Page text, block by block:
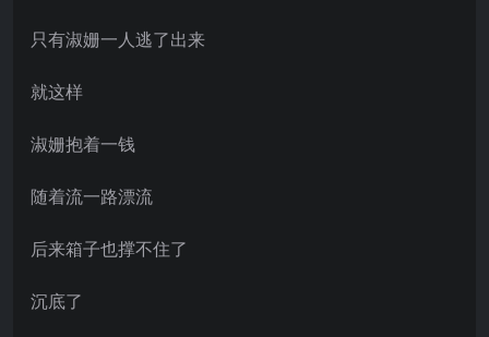
只有淑姗一人逃了出来
就这样
淑姗抱着一钱
随着流一路漂流
后来箱子也撑不住了
沉底了